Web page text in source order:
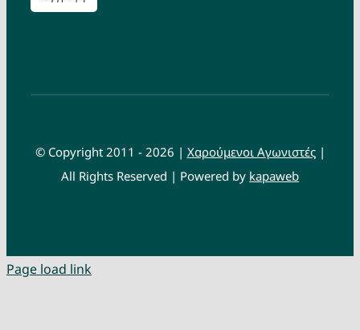
© Copyright 2011 - 2026 | Χαρούμενοι Αγωνιστές|
All Rights Reserved | Powered by kapaweb
Page load link